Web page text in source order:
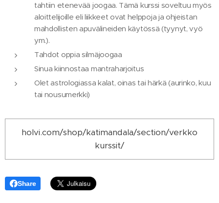
tahtiin etenevää joogaa. Tämä kurssi soveltuu myös
aloittelijoille eli liikkeet ovat helppoja ja ohjeistan
mahdollisten apuvälineiden käytössä (tyynyt, vyö
ym.).
Tahdot oppia silmäjoogaa
Sinua kiinnostaa mantraharjoitus
Olet astrologiassa kalat, oinas tai härkä (aurinko, kuu
tai nousumerkki)
holvi.com/shop/katimandala/section/verkko
kurssit/
Share